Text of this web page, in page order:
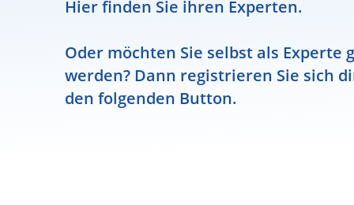
Hier finden Sie ihren Experten.
Oder möchten Sie selbst als Experte
werden? Dann registrieren Sie sich
den folgenden Button.